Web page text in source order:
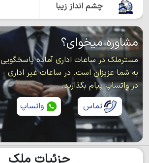
چشم انداز زیبا
مشاوره میخوای؟
مسترملک در ساعات اداری آماده پاسخگویی
به شما عزیزان است. در ساعات غیر اداری
در واتساپ پیام بگذارید.
تماس
واتساپ